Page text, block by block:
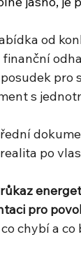
od
pro
s
po
pro
chybí a